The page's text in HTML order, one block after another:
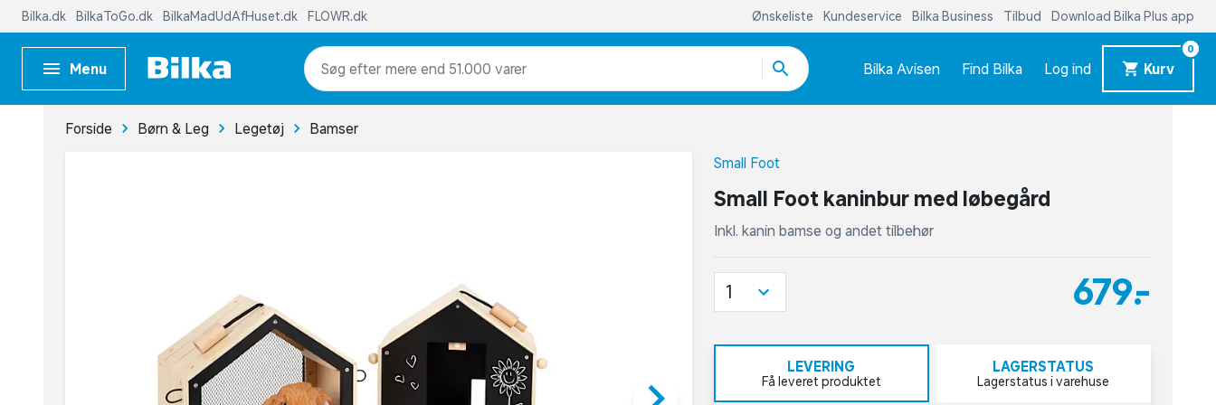
Bilka.dk BilkaToGo.dk BilkaMadUdAfHuset.dk FLOWR.dk Ønskeliste Kundeservice Bilka Business Tilbud Download Bilka Plus app
Menu mere end 51.000 varer Bilka Avisen Find Bilka Log ind Kurv
0
Forside Børn & Leg Legetøj Bamser
Small Foot
Small Foot kaninbur med løbegård
Inkl. kanin bamse og andet tilbehør
679,-
1
LEVERING
Få leveret produktet
LAGERSTATUS
Lagerstatus i varehuse